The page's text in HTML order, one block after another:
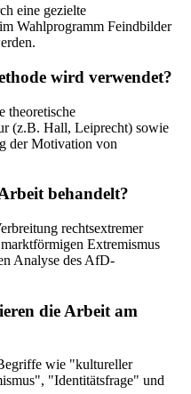
eine gezielte
Wahlprogramm Feindbilder
wird verwendet?
theoretische
(z.B. Hall, Leiprecht) sowie
der Motivation von
behandelt?
rechtsextremer
Extremismus
Analyse des AfD-
die Arbeit am
wie "kultureller
"Identitätsfrage" und